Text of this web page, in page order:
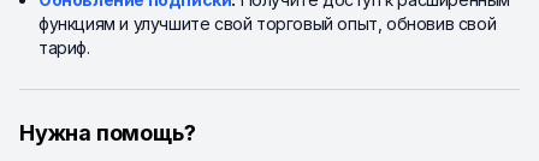
функциям и улучшите свой торговый опыт, обновив свой
тариф.
Нужна помощь?